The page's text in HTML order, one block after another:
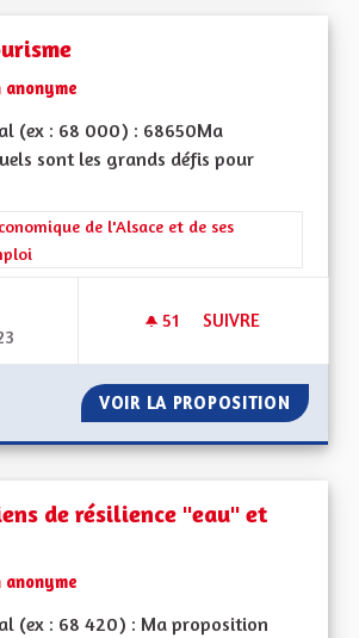
(ex : 68 000) : 68650Ma
sont les grands défis pour
de la catégorie : L'attractivité
de l'Alsace et de ses
51 51 ABONNÉS
SUIVRE
VOIR LA PROPOSITION
de résilience "eau" et
(ex : 68 420) : Ma proposition